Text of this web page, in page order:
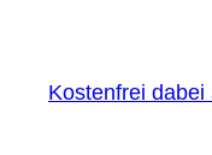
Kostenfrei